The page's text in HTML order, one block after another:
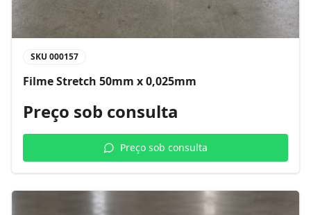
SKU 000157
Filme Stretch 50mm x 0,025mm
Preço sob consulta
Preço sob consulta